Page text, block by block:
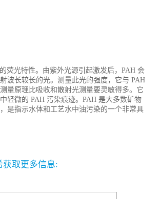
荧光特性。由紫外光源引起激发后，PAH 会
波长较长的光。测量此光的强度，它与 PAH
量原理比吸收和散射光测量要灵敏得多。它
轻微的 PAH 污染痕迹。PAH 是大多数矿物
是指示水体和工艺水中油污染的一个非常具
获取更多信息: